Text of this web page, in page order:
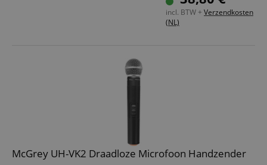
Perfecte aanvulling op ons McGrey draadloze systeem
incl. BTW + Verzendkosten
(NL)
McGrey UH-VK2 Draadloze Microfoon Handzender